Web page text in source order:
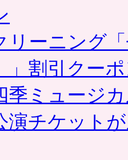
リーニング
」割引クー
季ミュージ
演チケット